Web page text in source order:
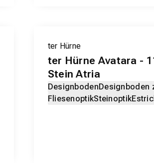
ter Hürne
ter Hürne Avatara -
Stein Atria
DesignbodenDesignboden
FliesenoptikSteinoptik